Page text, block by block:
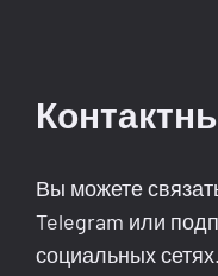
Вы можете
Telegram или
социальных сетях.